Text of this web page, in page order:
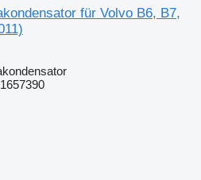
für Volvo B6, B7,